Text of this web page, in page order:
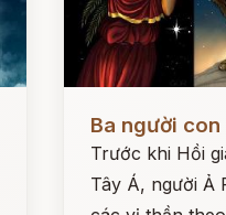
Ba người
Trước khi Hồi
Tây Á, người Ả